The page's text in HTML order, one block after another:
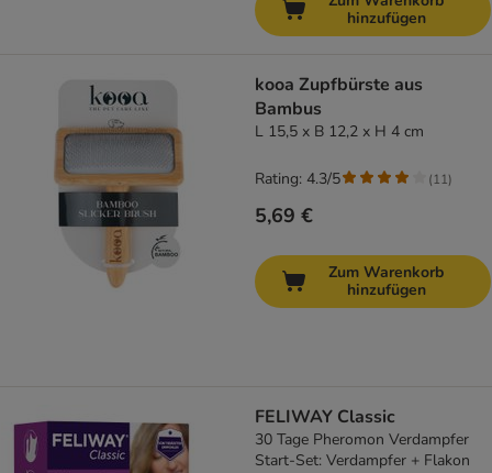
hinzufügen
kooa Zupfbürste aus
Bambus
L 15,5 x B 12,2 x H 4 cm
5,69 €
Rating: 4.3/5 (11)
Zum Warenkorb
hinzufügen
FELIWAY Classic
30 Tage Pheromon Verdampfer
Start-Set: Verdampfer + Flakon